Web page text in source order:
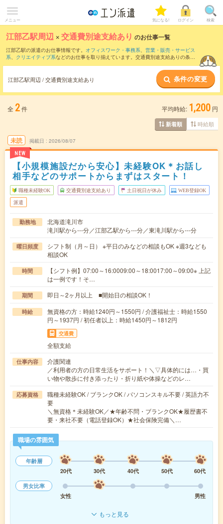
メニュー 気になる! ログイン 検索
江部乙駅周辺 ×交通費別途支給あり のお仕事一覧
江部乙駅の派遣のお仕事情報です。 オフィスワーク・事務系、 営業・販売・サービス
系、 クリエイティブ系などのお仕事を取り揃えています。交通費別途支給ありの条件
江部乙駅周辺 / 交通費別途支給あり 条件の変更
全 2件 平均時給: 1,200 円
新着順 時給順
未読
NEW
掲載日 2026/08/07
【小規模施設だから安心】未経験OK＊お話し
相手などのサポートからまずはスタート！
職種未経験OK 交通費別途支給あり 土日祝日が休み WEB登録OK
派遣
勤務地
北海道滝川市
滝川駅から---分／江部乙駅から---分／東滝川駅から---分
曜日頻度
シフト制（月～日） ※平日のみなどの相談もOK ※週3なども
相談OK
時間
【シフト例】07:00～16:0009:00～18:0017:00～09:00※ 上記
は一例です！そ…
期間 即日～2ヶ月以上 ■開始日の相談OK！
時給
無資格の方：時給1240円～1550円 / 介護福祉士：時給1550
円～1937円 / 初任者以上：時給1450円～1812円
交通費
全額支給
仕事内容
介護関連
／利用者の方の日常生活をサポート！＼▽具体的には…・買
い物や散歩に付き添ったり・折り紙や体操などのレ…
応募資格
職種未経験OK / ブランクOK / パソコンスキル不要 / 英語力不
要
＼無資格＊未経験OK／★年齢不問・ブランクOK★履歴書不
要・来社不要（電話登録OK）★社会保険完備＼…
職場の雰囲気
年齢層
20代
30代 40代 50代
60代
男女比率
女性
男性
もっと見る